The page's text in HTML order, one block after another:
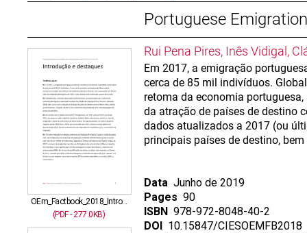
Portuguese
OEm_Factbook_2018_Intro...
(PDF - 277.0KB)
Rui Pena Pires, Inês Vidigal,
Em 2017, a emigração
cerca de 85 mil indivíduos.
retoma da economia
da atração de países de destino
dados atualizados a 2017 (ou
principais países de destino,
Data Junho de 2019
Pages 90
ISBN 978-972-8048-40-2
DOI 10.15847/CIESOEMFB2018